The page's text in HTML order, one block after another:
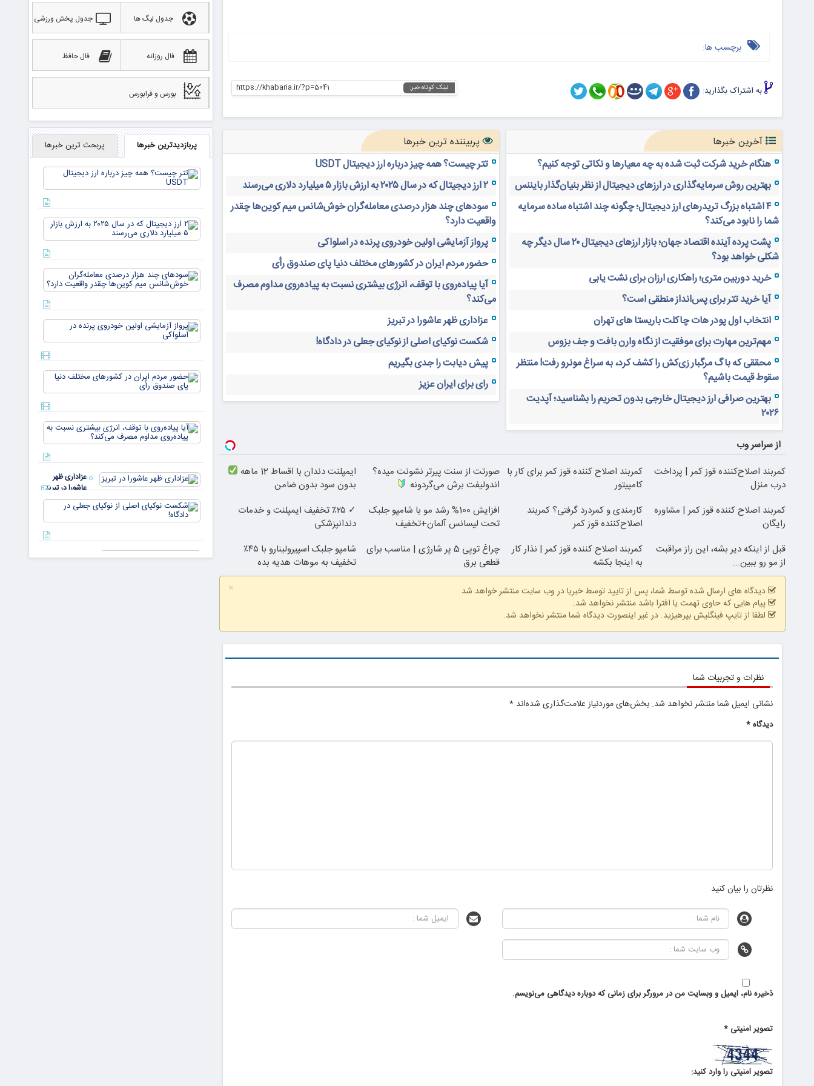
برچسب ها:
به اشتراک بگذارید: لینک کوتاه خبر: https://khabaria.ir/?p=5041
آخرین خبرها
هنگام خرید شرکت ثبت شده به چه معیارها و نکاتی توجه کنیم؟
بهترین روش سرمایه‌گذاری در ارزهای دیجیتال از نظر بنیان‌گذار بایننس
۴ اشتباه بزرگ تریدرهای ارز دیجیتال؛ چگونه چند اشتباه ساده سرمایه
شما را نابود می‌کند؟
پشت پرده آینده اقتصاد جهان؛ بازار ارزهای دیجیتال ۲۰ سال دیگر چه
شکلی خواهد بود؟
خرید دوربین متری؛ راهکاری ارزان برای نشت یابی
آیا خرید تتر برای پس‌انداز منطقی است؟
انتخاب اول پودر هات چاکلت باریستا های تهران
مهم‌ترین مهارت برای موفقیت از نگاه وارن بافت و جف بزوس
محققی که باگ مرگبار زی‌کش را کشف کرد، به سراغ مونرو رفت! منتظر
سقوط قیمت باشیم؟
بهترین صرافی ارز دیجیتال خارجی بدون تحریم را بشناسید؛ آپدیت
۲۰۲۶
پربیننده ترین خبرها
تتر چیست؟ همه چیز درباره ارز دیجیتال USDT
۲ ارز دیجیتال که در سال ۲۰۲۵ به ارزش بازار ۵ میلیارد دلاری می‌رسند
سودهای چند هزار درصدی معامله‌گران خوش‌شانس میم کوین‌ها چقدر
واقعیت دارد؟
پرواز آزمایشی اولین خودروی پرنده در اسلواکی
حضور مردم ایران در کشورهای مختلف دنیا پای صندوق رأی
آیا پیاده‌روی با توقف، انرژی بیشتری نسبت به پیاده‌روی مداوم مصرف
می‌کند؟
عزاداری ظهر عاشورا در تبریز
شکست نوکیای اصلی از نوکیای جعلی در دادگاه!
پیش دیابت را جدی بگیریم
رای برای ایران عزیز
از سراسر وب
کمربند اصلاح‌کننده قوز کمر | پرداخت
درب منزل
کمربند اصلاح کننده قوز کمر برای کار با
کامپیتور
صورتت از سنت پیرتر نشونت میده؟
اندولیفت برش می‌گردونه
ایمپلنت دندان با اقساط 12 ماهه
بدون سود بدون ضامن
کمربند اصلاح کننده قوز کمر | مشاوره
رایگان
کارمندی و کمردرد گرفتی؟ کمربند
اصلاح‌کننده قوز کمر
افزایش 100% رشد مو با شامپو جلبک
تحت لیسانس آلمان+تخفیف
✓ ٪۲۵ تخفیف ایمپلنت و خدمات
دندانپزشکی
قبل از اینکه دیر بشه، این راز مراقبت
از مو رو ببین...
کمربند اصلاح کننده قوز کمر | نذار کار
به اینجا بکشه
چراغ توپی 5 پر شارژی | مناسب برای
قطعی برق
شامپو جلبک اسپیرولینارو با ۴۵٪
تخفیف به موهات هدیه بده
×
دیدگاه های ارسال شده توسط شما، پس از تایید توسط خبریا در وب سایت منتشر خواهد شد
پیام هایی که حاوی تهمت یا افترا باشد منتشر نخواهد شد.
لطفا از تایپ فینگلیش بپرهیزید. در غیر اینصورت دیدگاه شما منتشر نخواهد شد.
نظرات و تجربیات شما
نشانی ایمیل شما منتشر نخواهد شد. بخش‌های موردنیاز علامت‌گذاری شده‌اند *
دیدگاه*
نظرتان را بیان کنید
ذخیره نام، ایمیل و وبسایت من در مرورگر برای زمانی که دوباره دیدگاهی می‌نویسم.
تصویر امنیتی *
تصویر امنیتی را وارد کنید:
جدول لیگ ها جدول پخش ورزشی
فال روزانه فال حافظ
بورس و فرابورس
پربازدیدترین خبرها پربحث ترین خبرها
عزاداری ظهر
عاشورا در تبریز
دادگاه!
پیش دیابت را